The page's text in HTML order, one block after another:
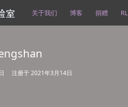
关于我们 博客 捐赠
注册于2021年3月14日